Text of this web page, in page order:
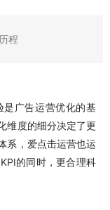
程
是广告运营优化的基
维度的细分决定了更
系，爱点击运营也运
的同时，更合理科